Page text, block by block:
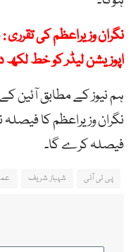
نگران وزیراعظم کی
اپوزیشن لیڈر کو خط لکھ
ہم نیوز کے مطابق آئین
نگران وزیراعظم کا
فیصلہ کرے گا۔
پی ٹی آئی شہباز شریف